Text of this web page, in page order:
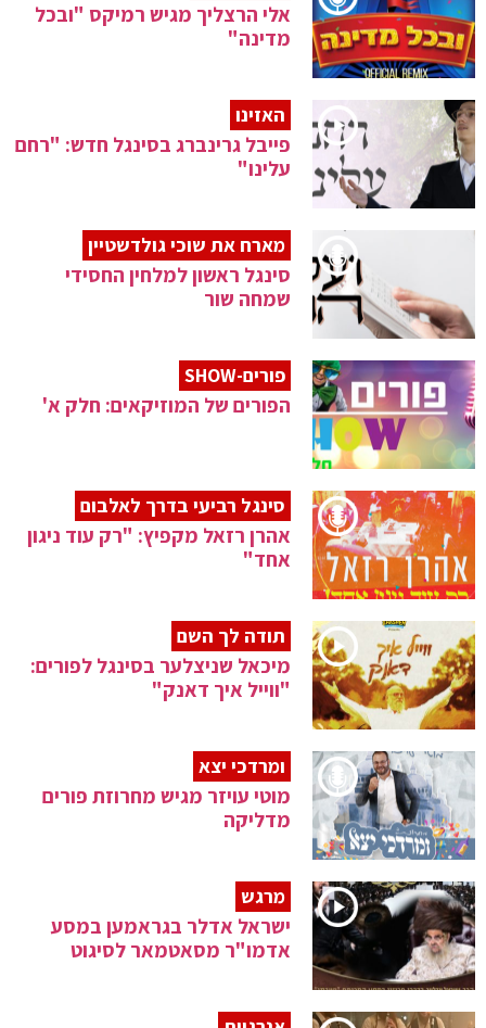
אלי הרצליך מגיש רמיקס "ובכל
מדינה"
האזינו
פייבל גרינברג בסינגל חדש: "רחם
עלינו"
מארח את שוכי גולדשטיין
סינגל ראשון למלחין החסידי
שמחה שור
פורים-SHOW
הפורים של המוזיקאים: חלק א'
סינגל רביעי בדרך לאלבום
אהרן רזאל מקפיץ: "רק עוד ניגון
אחד"
תודה לך השם
מיכאל שניצלער בסינגל לפורים:
"ווייל איך דאנק"
ומרדכי יצא
מוטי עויזר מגיש מחרוזת פורים
מדליקה
מרגש
ישראל אדלר בגראמען במסע
אדמו"ר מסאטמאר לסיגוט